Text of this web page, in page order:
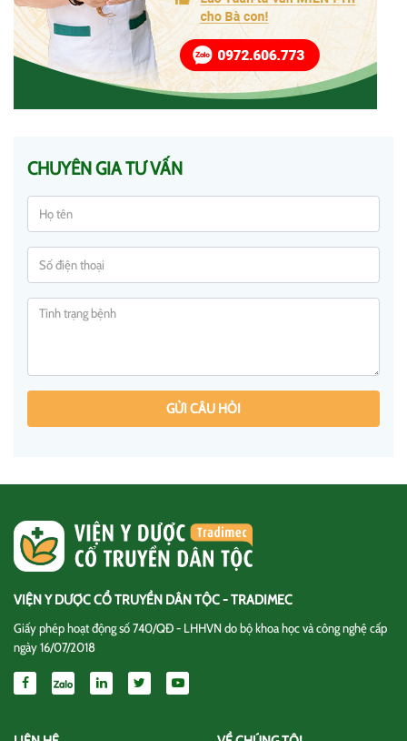
CHUYÊN GIA TƯ VẤN
GỬI CÂU HỎI
VIỆN Y DƯỢC CỔ TRUYỀN DÂN TỘC - TRADIMEC
Giấy phép hoạt động số 740/QĐ - LHHVN do bộ khoa học và công nghệ cấp
ngày 16/07/2018